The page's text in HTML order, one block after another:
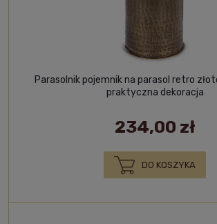
Parasolnik pojemnik na parasol retro
praktyczna dekoracja
234,00 zł
DO KOSZYKA